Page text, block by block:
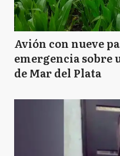
Avión con nueve
emergencia sobre
de Mar del Plata